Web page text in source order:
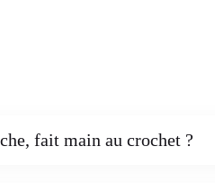
fait main au crochet ?